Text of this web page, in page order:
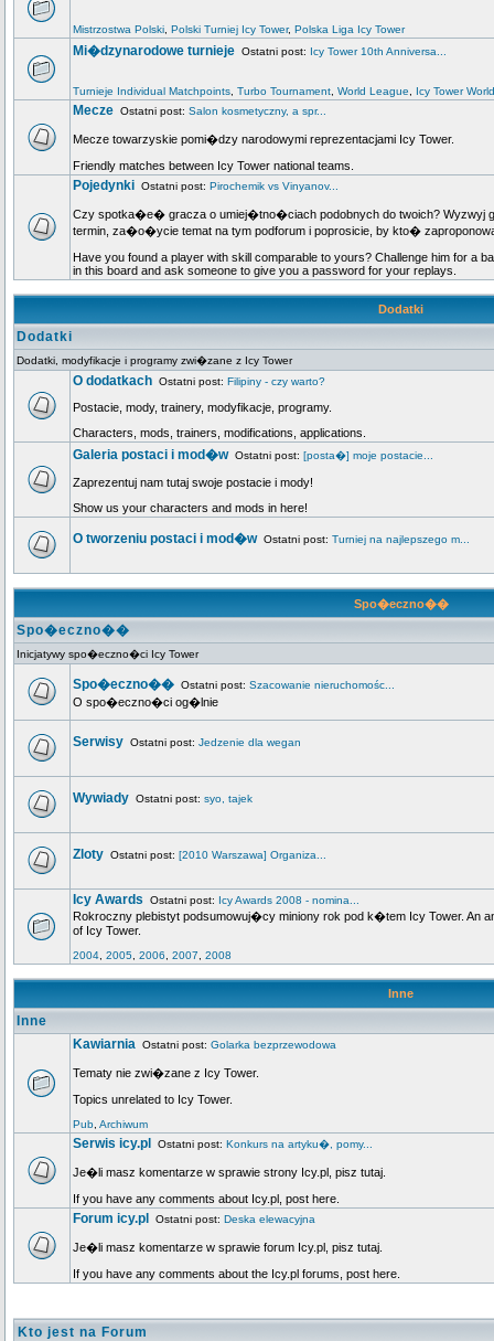
Mistrzostwa Polski Polski Turniej Icy Tower, Polska Liga Icy Tower
Mi�dzynarodowe turnieje Ostatni post: Icy Tower 10th Anniversa...
Turnieje Individual Matchpoints Turbo Tournament World League Icy Tower
Mecze Ostatni post: Salon kosmetyczny, a spr...
Mecze towarzyskie pomi�dzy narodowymi reprezentacjami Icy Tower.
Friendly matches between Icy Tower national teams.
Pojedynki Ostatni post: Pirochemik vs Vinyanov...
Czy spotka�e� gracza o umiej�tno�ciach podobnych do twoich? Wyzwyj
termin, za�o�ycie temat na tym podforum i poprosicie, by kto�
Have you found a player with skill comparable to yours? Challenge him for a
in this board and ask someone to give you a password for your replays.
Dodatki
Dodatki
Dodatki, modyfikacje i programy zwi�zane z Icy Tower
O dodatkach Ostatni post: Filipiny - czy warto?
Postacie, mody, trainery, modyfikacje, programy.
Characters, mods, trainers, modifications, applications.
Galeria postaci i mod�wOstatni post: [posta�] moje postacie...
Zaprezentuj nam tutaj swoje postacie i mody!
Show us your characters and mods in here!
O tworzeniu postaci i mod�wOstatni post: Turniej na najlepszego m...
Spo�eczno��
Spo�eczno��
Inicjatywy spo�eczno�ci Icy Tower
Spo�eczno�� Ostatni post: Szacowanie nieruchomośc...
O spo�eczno�ci og�lnie
Serwisy Ostatni post: Jedzenie dla wegan
Wywiady Ostatni post: syo, tajek
Zloty Ostatni post: [2010 Warszawa] Organiza...
Icy Awards Ostatni post: Icy Awards 2008 - nomina...
Rokroczny plebistyt podsumowuj�cy miniony rok pod k�tem Icy Tower. An
of Icy Tower.
2004 2005 2006 2007 2008
Inne
Inne
Kawiarnia Ostatni post: Golarka bezprzewodowa
Tematy nie zwi�zane z Icy Tower.
Topics unrelated to Icy Tower.
Pub Archiwum
Serwis icy.pl Ostatni post: Konkurs na artyku�, pomy...
Je�li masz komentarze w sprawie strony Icy.pl, pisz tutaj.
If you have any comments about Icy.pl, post here.
Forum icy.pl Ostatni post: Deska elewacyjna
Je�li masz komentarze w sprawie forum Icy.pl, pisz tutaj.
If you have any comments about the Icy.pl forums, post here.
Kto jest na Forum